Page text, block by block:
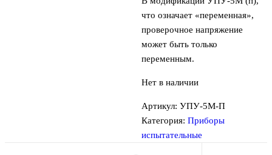
что означает «переменная»,
проверочное напряжение
может быть только
переменным.
Нет в наличии
Артикул: УПУ-5М-П
Категория: Приборы
испытательные